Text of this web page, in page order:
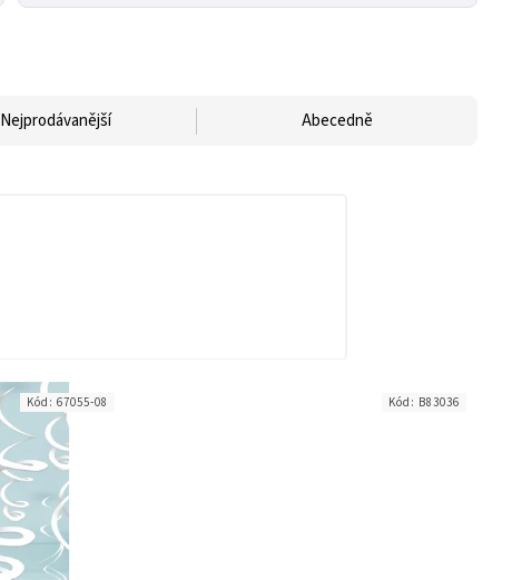
Nejprodávanější Abecedně
Kód: 67055-08 Kód: B83036